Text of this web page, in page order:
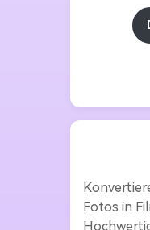
Kaffee
Fotos in